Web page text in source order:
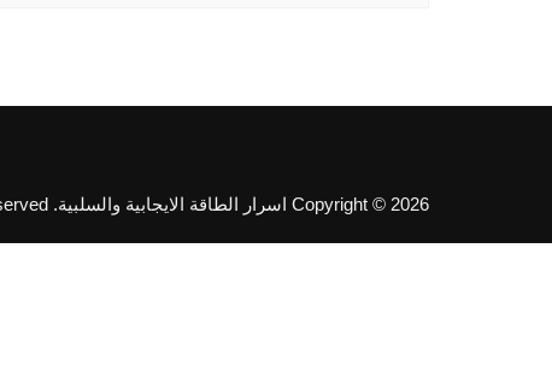
Copyright © 2026 اسرار الطاقة الايجابية والسلبية. All rights reserved.